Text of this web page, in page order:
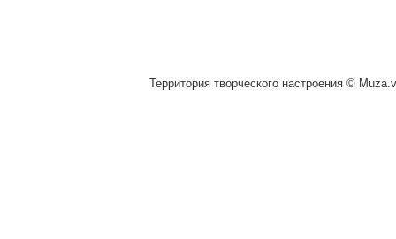
Территория творческого настроения ©